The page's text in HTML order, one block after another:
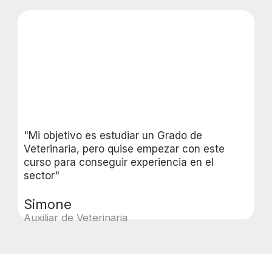
"Mi objetivo es estudiar un Grado de
Veterinaria, pero quise empezar con este
curso para conseguir experiencia en el
sector"
Simone
Auxiliar de Veterinaria